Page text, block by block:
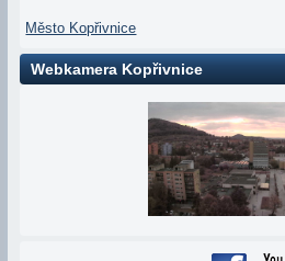
Město Kopřivnice
Webkamera Kopřivnice